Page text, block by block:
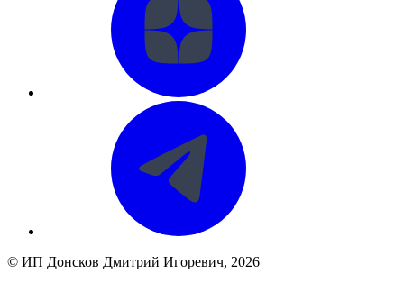
© ИП Донсков Дмитрий Игоревич, 2026